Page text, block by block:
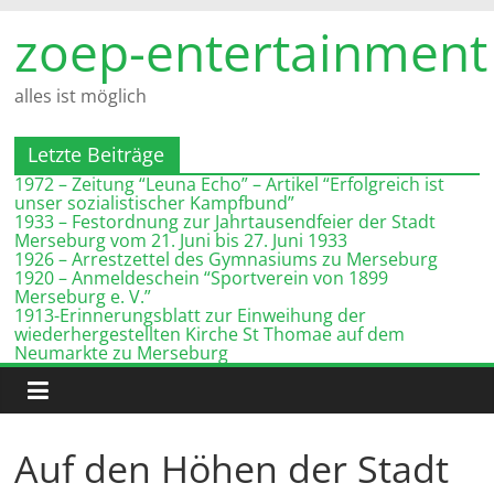
Inhalt
springen
zoep-entertainment
alles ist möglich
Letzte Beiträge
1972 – Zeitung “Leuna Echo” – Artikel “Erfolgreich ist
unser sozialistischer Kampfbund”
1933 – Festordnung zur Jahrtausendfeier der Stadt
Merseburg vom 21. Juni bis 27. Juni 1933
1926 – Arrestzettel des Gymnasiums zu Merseburg
1920 – Anmeldeschein “Sportverein von 1899
Merseburg e. V.”
1913-Erinnerungsblatt zur Einweihung der
wiederhergestellten Kirche St Thomae auf dem
Neumarkte zu Merseburg
Auf den Höhen der Stadt